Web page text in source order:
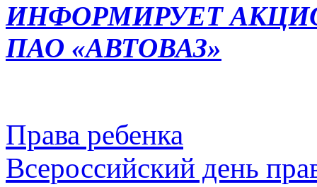
ИНФОРМИРУЕТ
ПАО «АВТОВАЗ»
Права ребенка
Всероссийский день